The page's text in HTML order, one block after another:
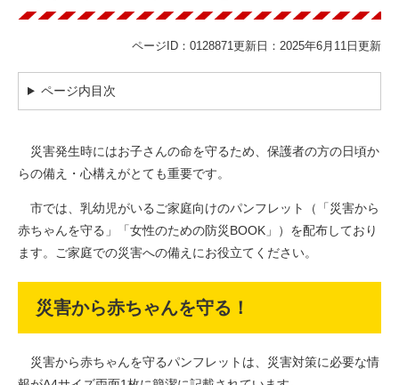
ページID：0128871更新日：2025年6月11日更新
ページ内目次
災害発生時にはお子さんの命を守るため、保護者の方の日頃か
らの備え・心構えがとても重要です。
市では、乳幼児がいるご家庭向けのパンフレット（「災害から
赤ちゃんを守る」「女性のための防災BOOK」）を配布しており
ます。ご家庭での災害への備えにお役立てください。
災害から赤ちゃんを守る！
災害から赤ちゃんを守るパンフレットは、災害対策に必要な情